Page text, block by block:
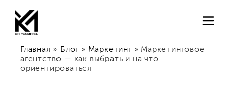
Главная » Блог » Маркетинг» Маркетинговое
агентство — как выбрать и на что
ориентироваться